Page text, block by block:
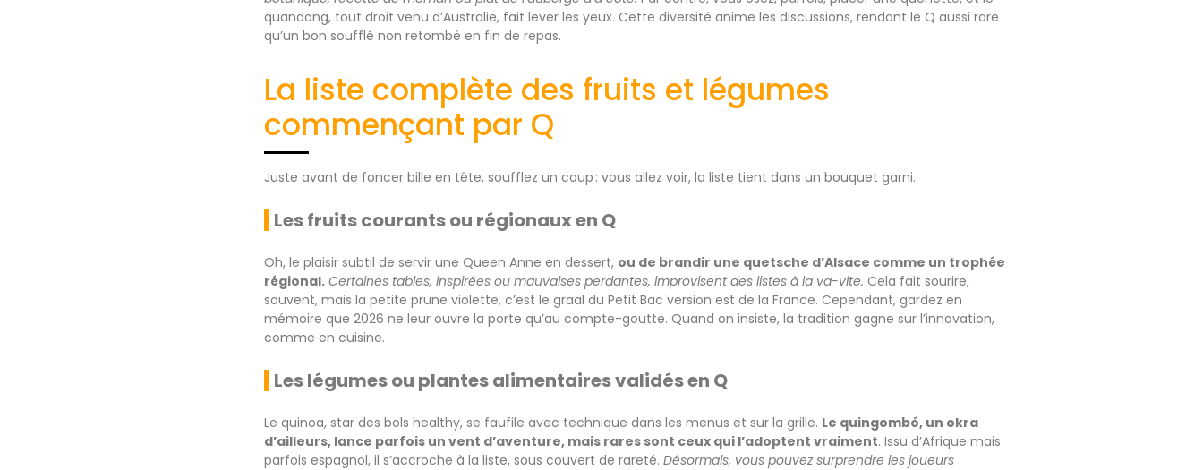
quandong, tout droit venu d’Australie, fait lever les yeux. Cette diversité anime les discussions, rendant le Q aussi rare
qu’un bon soufflé non retombé en fin de repas.
La liste complète des fruits et légumes
commençant par Q
Juste avant de foncer bille en tête, soufflez un coup : vous allez voir, la liste tient dans un bouquet garni.
Les fruits courants ou régionaux en Q
Oh, le plaisir subtil de servir une Queen Anne en dessert, ou de brandir une quetsche d’Alsace comme un trophée
régional. Certaines tables, inspirées ou mauvaises perdantes, improvisent des listes à la va-vite. Cela fait sourire,
souvent, mais la petite prune violette, c’est le graal du Petit Bac version est de la France. Cependant, gardez en
mémoire que 2026 ne leur ouvre la porte qu’au compte-goutte. Quand on insiste, la tradition gagne sur l’innovation,
comme en cuisine.
Les légumes ou plantes alimentaires validés en Q
Le quinoa, star des bols healthy, se faufile avec technique dans les menus et sur la grille. Le quingombó, un okra
d’ailleurs, lance parfois un vent d’aventure, mais rares sont ceux qui l’adoptent vraiment. Issu d’Afrique mais
parfois espagnol, il s’accroche à la liste, sous couvert de rareté. Désormais, vous pouvez surprendre les joueurs